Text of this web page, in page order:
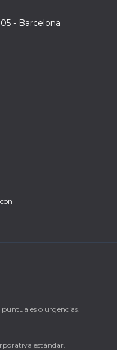
- Barcelona
o urgencias.
estándar.